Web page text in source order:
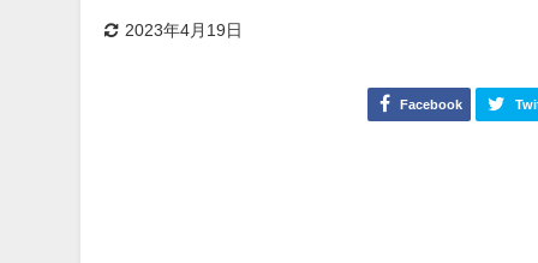
2023年4月19日
Facebook